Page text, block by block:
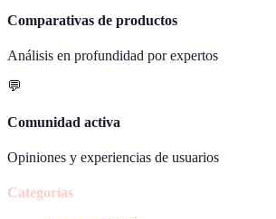
Comparativas de productos
Análisis en profundidad por expertos
💬
Comunidad activa
Opiniones y experiencias de usuarios
Categorías